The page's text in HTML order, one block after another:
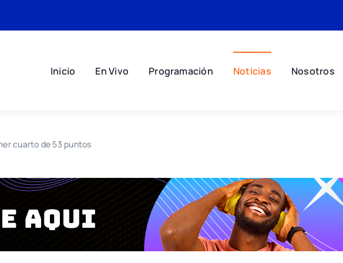
Inicio En Vivo Programación Noticias Nosotros
cuarto de 53 puntos